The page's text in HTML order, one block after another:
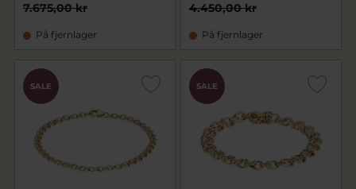
7.675,00 kr
På fjernlager
4.450,00 kr
På fjernlager
SALE SALE